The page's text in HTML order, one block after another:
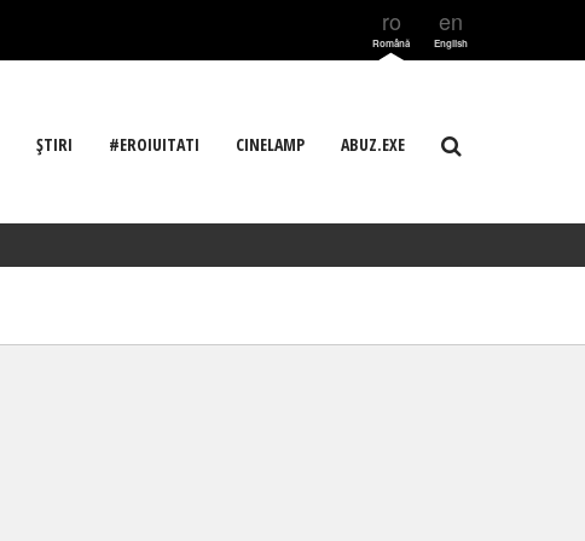
ro
Română
en
English
ŞTIRI #EROIUITATI CINELAMP ABUZ.EXE